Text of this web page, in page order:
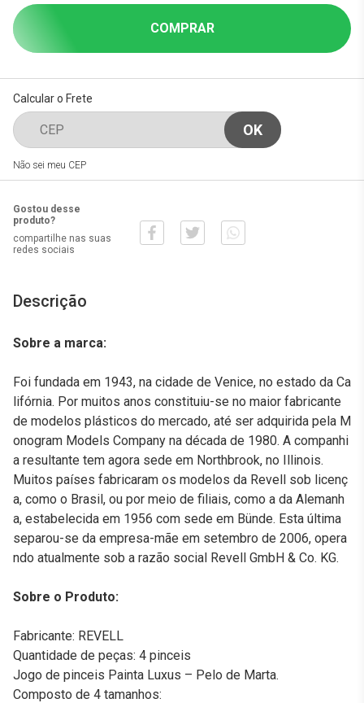
COMPRAR
Calcular o Frete
Não sei meu CEP
Gostou desse
produto?
compartilhe nas suas
redes sociais
Descrição
Sobre a marca:
Foi fundada em 1943, na cidade de Venice, no estado da Ca
lifórnia. Por muitos anos constituiu-se no maior fabricante
de modelos plásticos do mercado, até ser adquirida pela M
onogram Models Company na década de 1980. A companhi
a resultante tem agora sede em Northbrook, no Illinois.
Muitos países fabricaram os modelos da Revell sob licenç
a, como o Brasil, ou por meio de filiais, como a da Alemanh
a, estabelecida em 1956 com sede em Bünde. Esta última
separou-se da empresa-mãe em setembro de 2006, opera
ndo atualmente sob a razão social Revell GmbH & Co. KG.
Sobre o Produto:
Fabricante: REVELL
Quantidade de peças: 4 pinceis
Jogo de pinceis Painta Luxus – Pelo de Marta.
Composto de 4 tamanhos: